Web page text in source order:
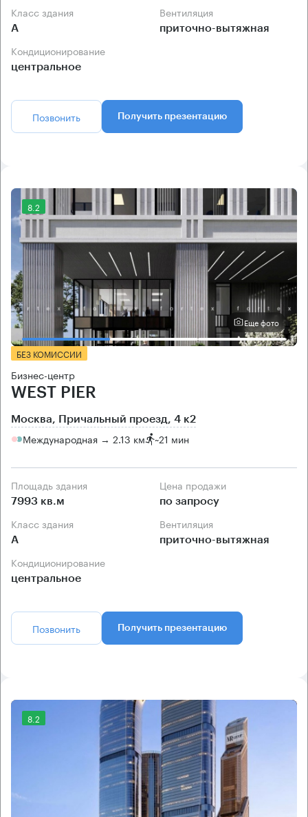
Класс здания
А
Вентиляция
приточно-вытяжная
Кондиционирование
центральное
Позвонить Получить презентацию
8.2
Еще фото
БЕЗ КОМИССИИ
Бизнес-центр
WEST PIER
Москва, Причальный проезд, 4 к2
Международная → 2.13 км ~21 мин
Площадь здания
7993 кв.м
Цена продажи
по запросу
Класс здания
А
Вентиляция
приточно-вытяжная
Кондиционирование
центральное
Позвонить Получить презентацию
8.2